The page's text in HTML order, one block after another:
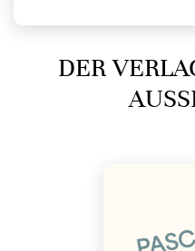
DER